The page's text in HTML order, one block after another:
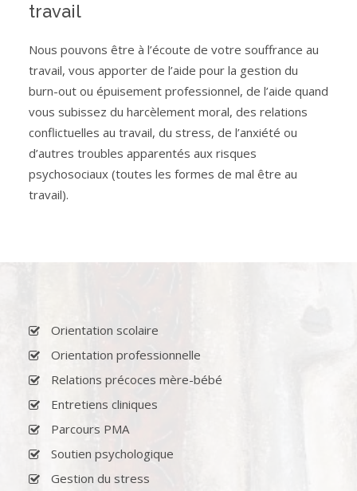
travail
Nous pouvons être à l’écoute de votre souffrance au
travail, vous apporter de l’aide pour la gestion du
burn-out ou épuisement professionnel, de l’aide quand
vous subissez du harcèlement moral, des relations
conflictuelles au travail, du stress, de l’anxiété ou
d’autres troubles apparentés aux risques
psychosociaux (toutes les formes de mal être au
travail).
Orientation scolaire
Orientation professionnelle
Relations précoces mère-bébé
Entretiens cliniques
Parcours PMA
Soutien psychologique
Gestion du stress